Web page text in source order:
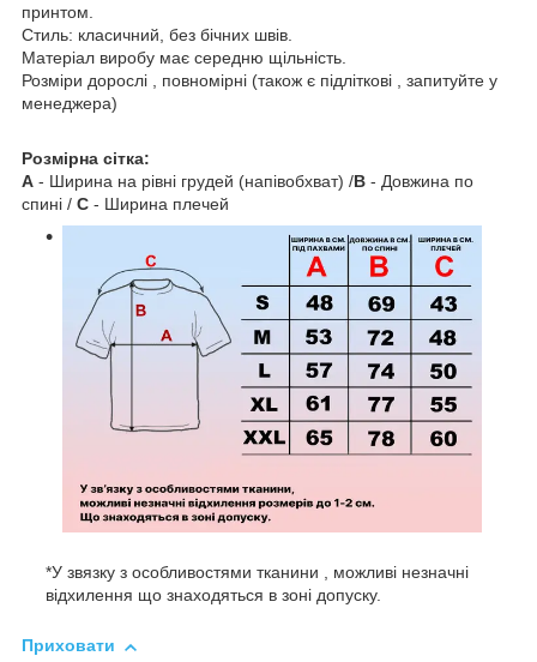
принтом.
Стиль: класичний, без бічних швів.
Матеріал виробу має середню щільність.
Розміри дорослі , повномірні (також є підліткові , запитуйте у
менеджера)
Розмірна сітка:
A - Ширина на рівні грудей (напівобхват) /B - Довжина по
спині / C - Ширина плечей
*У звязку з особливостями тканини , можливі незначні
відхилення що знаходяться в зоні допуску.
Приховати